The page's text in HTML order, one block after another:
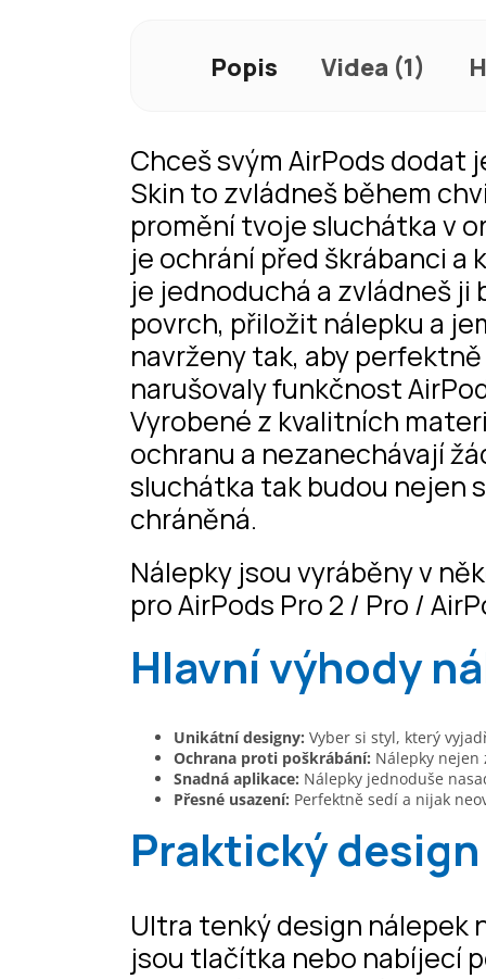
Popis Videa (1)
Chceš svým AirPods dodat
Skin to zvládneš během
promění tvoje sluchátka v
je ochrání před škrábanci
je jednoduchá a zvládneš
povrch, přiložit nálepku a
navrženy tak, aby
narušovaly funkčnost
Vyrobené z kvalitních
ochranu a nezanechávají
sluchátka tak budou nejen
chráněná.
Nálepky jsou vyráběny v
pro AirPods Pro 2 / Pro /
Hlavní výhody
Unikátní designy: Vyber si styl, který
Ochrana proti poškrábání: Nálepky nejen
Snadná aplikace: Nálepky jednoduše
Přesné usazení: Perfektně sedí a nijak
Praktický design
Ultra tenký design nálepek
jsou tlačítka nebo nabíjecí